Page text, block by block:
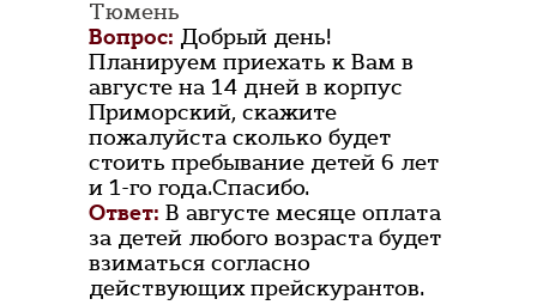
Тюмень
Вопрос: Добрый день!
Планируем приехать к Вам в
августе на 14 дней в корпус
Приморский, скажите
пожалуйста сколько будет
стоить пребывание детей 6 лет
и 1-го года.Спасибо.
Ответ: В августе месяце оплата
за детей любого возраста будет
взиматься согласно
действующих прейскурантов.